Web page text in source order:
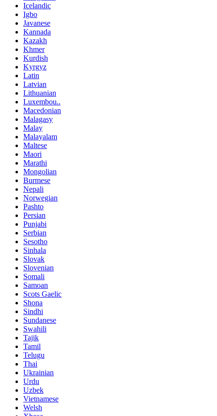
Icelandic
Igbo
Javanese
Kannada
Kazakh
Khmer
Kurdish
Kyrgyz
Latin
Latvian
Lithuanian
Luxembou..
Macedonian
Malagasy
Malay
Malayalam
Maltese
Maori
Marathi
Mongolian
Burmese
Nepali
Norwegian
Pashto
Persian
Punjabi
Serbian
Sesotho
Sinhala
Slovak
Slovenian
Somali
Samoan
Scots Gaelic
Shona
Sindhi
Sundanese
Swahili
Tajik
Tamil
Telugu
Thai
Ukrainian
Urdu
Uzbek
Vietnamese
Welsh